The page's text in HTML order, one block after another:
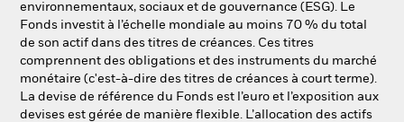
environnementaux, sociaux et de gouvernance (ESG). Le
Fonds investit à l’échelle mondiale au moins 70 % du total
de son actif dans des titres de créances. Ces titres
comprennent des obligations et des instruments du marché
monétaire (c'est-à-dire des titres de créances à court terme).
La devise de référence du Fonds est l’euro et l’exposition aux
devises est gérée de manière flexible. L’allocation des actifs